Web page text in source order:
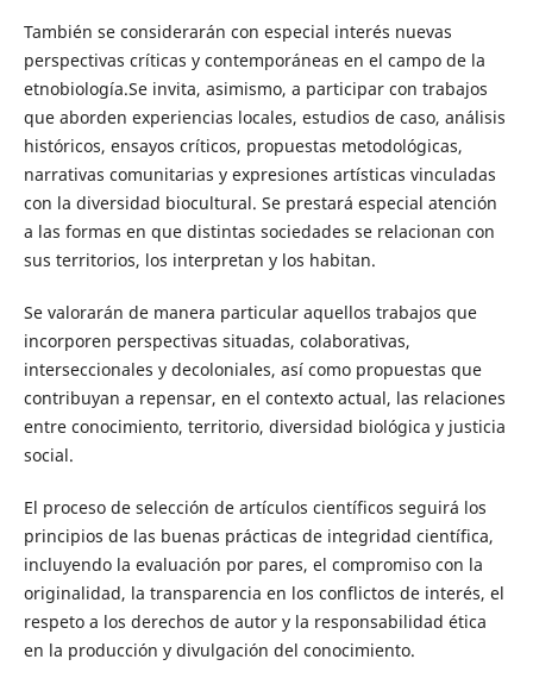
También se considerarán con especial interés nuevas
perspectivas críticas y contemporáneas en el campo de la
etnobiología.Se invita, asimismo, a participar con trabajos
que aborden experiencias locales, estudios de caso, análisis
históricos, ensayos críticos, propuestas metodológicas,
narrativas comunitarias y expresiones artísticas vinculadas
con la diversidad biocultural. Se prestará especial atención
a las formas en que distintas sociedades se relacionan con
sus territorios, los interpretan y los habitan.
Se valorarán de manera particular aquellos trabajos que
incorporen perspectivas situadas, colaborativas,
interseccionales y decoloniales, así como propuestas que
contribuyan a repensar, en el contexto actual, las relaciones
entre conocimiento, territorio, diversidad biológica y justicia
social.
El proceso de selección de artículos científicos seguirá los
principios de las buenas prácticas de integridad científica,
incluyendo la evaluación por pares, el compromiso con la
originalidad, la transparencia en los conflictos de interés, el
respeto a los derechos de autor y la responsabilidad ética
en la producción y divulgación del conocimiento.